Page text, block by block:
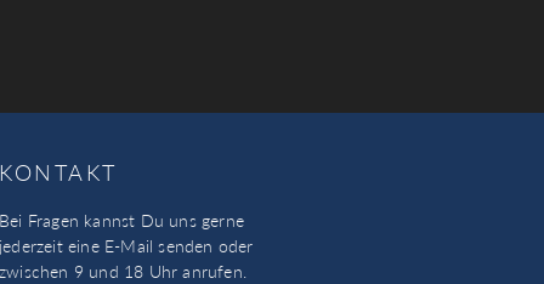
KONTAKT
Bei Fragen kannst Du uns gerne
jederzeit eine E-Mail senden oder
zwischen 9 und 18 Uhr anrufen.